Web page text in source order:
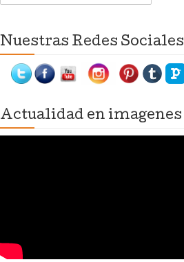
Nuestras Redes Sociales
Actualidad en imagenes